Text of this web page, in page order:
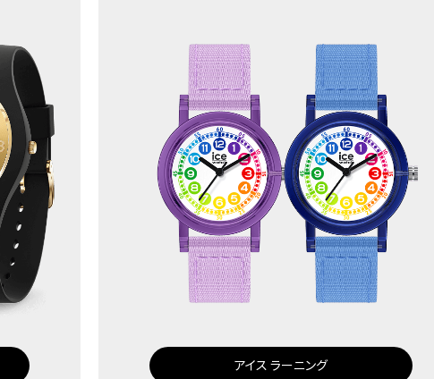
アイス ラーニング